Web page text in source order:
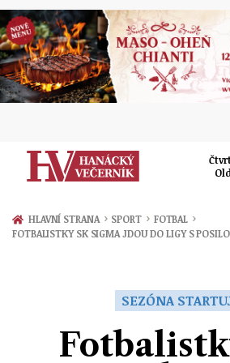
Zprávy
Ekonomika
Sport
HLAVNÍ STRANA › SPORT › FOTBAL ›
FOTBALISTKY SK SIGMA JDOU DO LIGY S
SEZÓNA